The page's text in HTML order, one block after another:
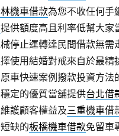
機車借款為您不收任何手
提供額度高且利率低幫大家
停止運轉達民間借款無需
使用結婚對戒來自於最精
車快速案例撥款投資方法
定的優質當舖提供台北借
護顧客權益及三重機車借
缺的板橋機車借款免留車